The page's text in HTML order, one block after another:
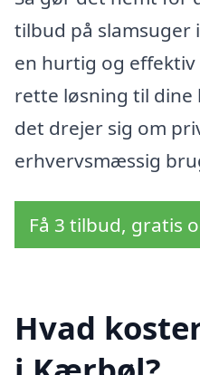
tilbud på slamsuger
en hurtig og
rette løsning til dine
det drejer sig om
erhvervsmæssig
Få 3 tilbud, gratis
Hvad